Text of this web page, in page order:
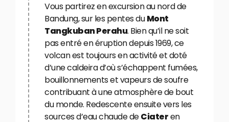
Vous partirez en excursion au nord de
Bandung, sur les pentes duMont
Tangkuban Perahu. Bien qu’il ne soit
pas entré en éruption depuis 1969, ce
volcan est toujours en activité et doté
d’une caldeira d’où s’échappent fumées,
bouillonnements et vapeurs de soufre
contribuant à une atmosphère de bout
du monde. Redescente ensuite vers les
sources d’eau chaude deCiateren